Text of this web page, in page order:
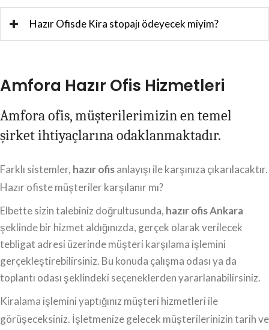
Hazır Ofisde Kira stopajı ödeyecek miyim?
Amfora Hazır Ofis Hizmetleri
Amfora ofis, müşterilerimizin en temel
şirket ihtiyaçlarına odaklanmaktadır.
Farklı sistemler, hazır ofisanlayışı ile karşınıza çıkarılacaktır.
Hazır ofiste müşteriler karşılanır mı?
Elbette sizin talebiniz doğrultusunda, hazır ofis Ankara
şeklinde bir hizmet aldığınızda, gerçek olarak verilecek
tebligat adresi üzerinde müşteri karşılama işlemini
gerçekleştirebilirsiniz. Bu konuda çalışma odası ya da
toplantı odası şeklindeki seçeneklerden yararlanabilirsiniz.
Kiralama işlemini yaptığınız müşteri hizmetleri ile
görüşeceksiniz. İşletmenize gelecek müşterilerinizin tarih ve